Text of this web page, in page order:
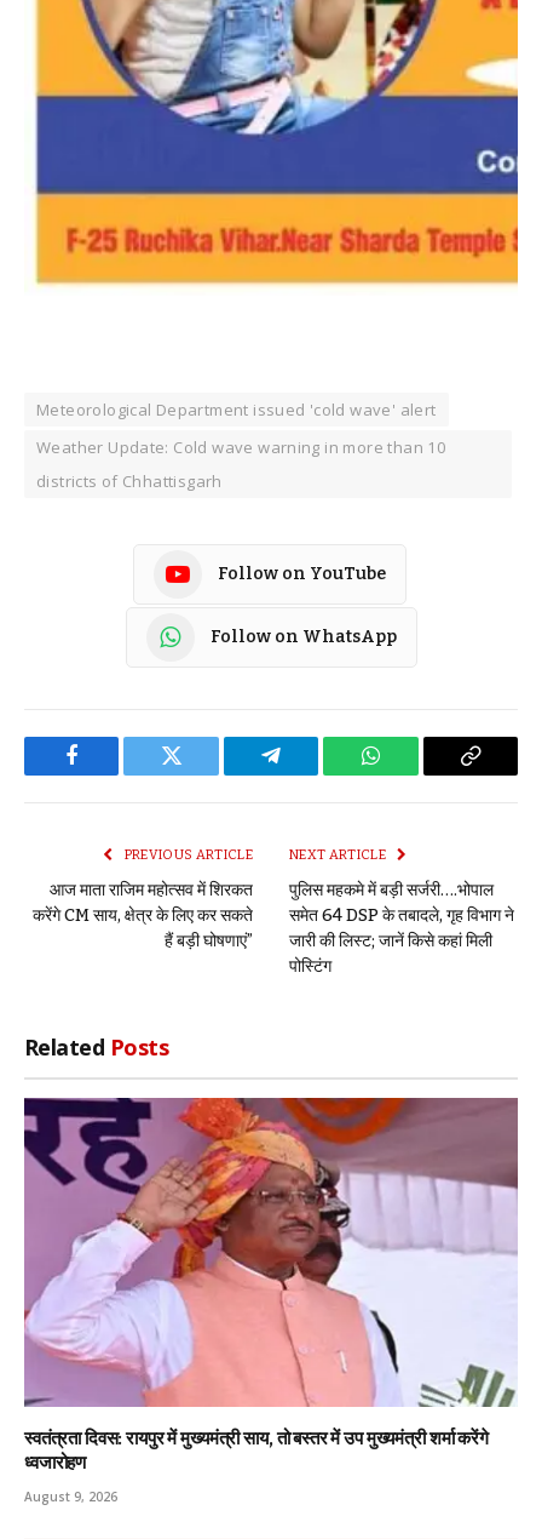
Meteorological Department issued 'cold wave' alert
Weather Update: Cold wave warning in more than 10
districts of Chhattisgarh
Follow on YouTube
Follow on WhatsApp
Facebook Twitter Telegram WhatsApp Copy
PREVIOUS ARTICLE
आज माता राजिम महोत्सव में शिरकत
करेंगे CM साय, क्षेत्र के लिए कर सकते
हैं बड़ी घोषणाएं”
NEXT ARTICLE
पुलिस महकमे में बड़ी सर्जरी….भोपाल
समेत 64 DSP के तबादले, गृह विभाग ने
जारी की लिस्ट; जानें किसे कहां मिली
पोस्टिंग
Related Posts
स्वतंत्रता दिवस: रायपुर में मुख्यमंत्री साय, तो बस्तर में उप मुख्यमंत्री शर्मा करेंगे
ध्वजारोहण
August 9, 2026